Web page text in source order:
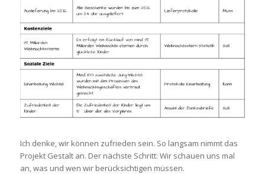
Ich denke, wir können zufrieden sein. So langsam nimmt das
Projekt Gestalt an. Der nächste Schritt: Wir schauen uns mal
an, was und wen wir berücksichtigen müssen.